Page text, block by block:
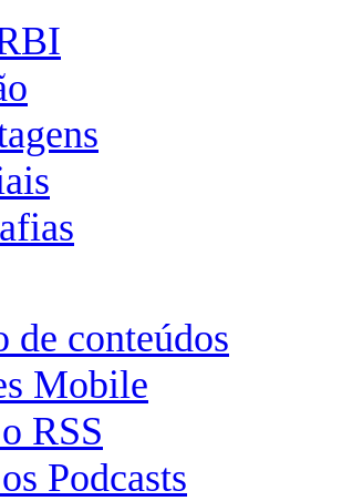
de conteúdos
Mobile
RSS
Podcasts